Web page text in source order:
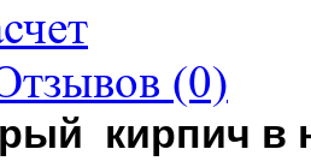
(0)
кирпич в